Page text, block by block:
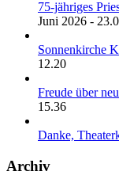
75-jähriges
Juni 2026 -
Sonnenkirche
12.20
Freude über
15.36
Danke,
Archiv